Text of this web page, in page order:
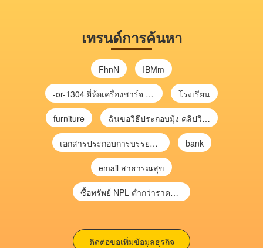
เทรนด์การค้นหา
FhnN IBMm
-or-1304 ยี่ห้อเครื่องชาร์จ chargecore โรงเรียน
furniture ฉันขอวิธีประกอบมุ้ง คลิปวิดีโอ การประกอบมุ้ง
เอกสารประกอบการบรรยาย การประเมินความเสี่ยงเพื่อวางแผนการตรวจสอบ \ bank
email สาธารณสุข
ซื้อทรัพย์ NPL ต่ำกว่าราคาตลาด 30-70% แบบไม่ต้องไปประมูล”
ติดต่อขอเพิ่มข้อมูลธุรกิจ